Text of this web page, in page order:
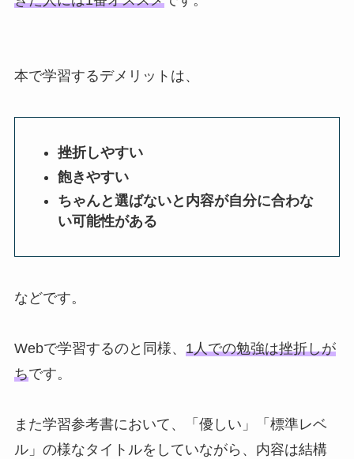
本で学習するデメリットは、
挫折しやすい
飽きやすい
ちゃんと選ばないと内容が自分に合わな
い可能性がある
などです。
Webで学習するのと同様、 1人での勉強は挫折しが
ちです。
また学習参考書において、「優しい」「標準レベ
ル」の様なタイトルをしていながら、内容は結構